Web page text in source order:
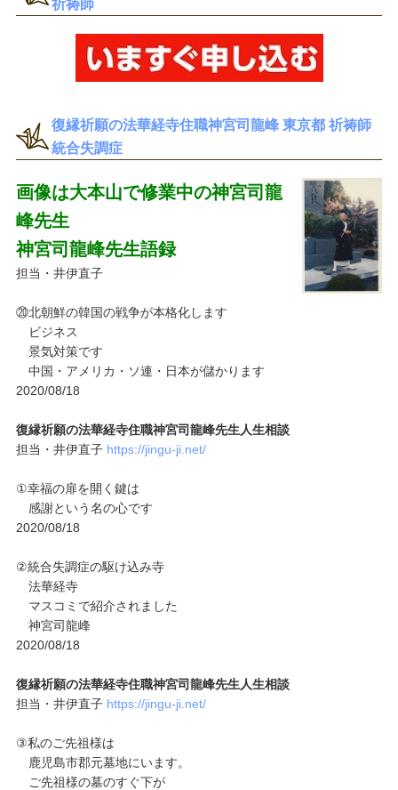
祈祷師
復縁祈願の法華経寺住職神宮司龍峰 東京都 祈祷師
統合失調症
画像は大本山で修業中の神宮司龍
峰先生
神宮司龍峰先生語録
担当・井伊直子
⑳北朝鮮の韓国の戦争が本格化します
ビジネス
景気対策です
中国・アメリカ・ソ連・日本が儲かります
2020/08/18
復縁祈願の法華経寺住職神宮司龍峰先生人生相談
担当・井伊直子 https://jingu-ji.net/
①幸福の扉を開く鍵は
感謝という名の心です
2020/08/18
②統合失調症の駆け込み寺
法華経寺
マスコミで紹介されました
神宮司龍峰
2020/08/18
復縁祈願の法華経寺住職神宮司龍峰先生人生相談
担当・井伊直子 https://jingu-ji.net/
③私のご先祖様は
鹿児島市郡元墓地にいます。
ご先祖様の墓のすぐ下が